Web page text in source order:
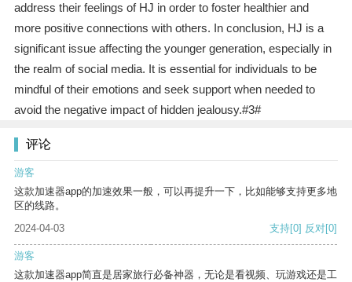
address their feelings of HJ in order to foster healthier and
more positive connections with others. In conclusion, HJ is a
significant issue affecting the younger generation, especially in
the realm of social media. It is essential for individuals to be
mindful of their emotions and seek support when needed to
avoid the negative impact of hidden jealousy.#3#
评论
游客
这款加速器app的加速效果一般，可以再提升一下，比如能够支持更多地
区的线路。
2024-04-03
支持[0] 反对[0]
游客
这款加速器app简直是居家旅行必备神器，无论是看视频、玩游戏还是工